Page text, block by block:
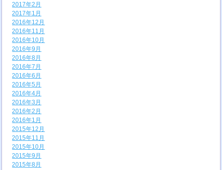
2017年2月
2017年1月
2016年12月
2016年11月
2016年10月
2016年9月
2016年8月
2016年7月
2016年6月
2016年5月
2016年4月
2016年3月
2016年2月
2016年1月
2015年12月
2015年11月
2015年10月
2015年9月
2015年8月